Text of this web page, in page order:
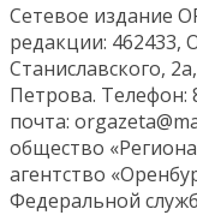
Сетевое издание
редакции: 462433,
Станиславского,
Петрова. Телефон:
почта:
общество
агентство
Федеральной